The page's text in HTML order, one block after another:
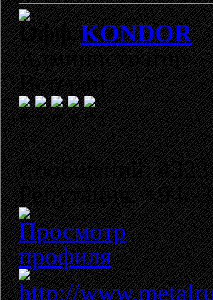
KONDOR
Администратор
Ветеран
Сообщений: 4323
Репутация: +94/-3